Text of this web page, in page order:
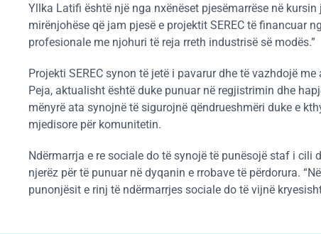
Yllka Latifi është një nga nxënëset pjesëmarrëse në
mirënjohëse që jam pjesë e projektit SEREC të financuar
profesionale me njohuri të reja rreth industrisë së modës.”
Projekti SEREC synon të jetë i pavarur dhe të vazhdojë
Peja, aktualisht është duke punuar në regjistrimin dhe
mënyrë ata synojnë të sigurojnë qëndrueshmëri duke e
mjedisore për komunitetin.
Ndërmarrja e re sociale do të synojë të punësojë staf i
njerëz për të punuar në dyqanin e rrobave të përdorura.
punonjësit e rinj të ndërmarrjes sociale do të vijnë